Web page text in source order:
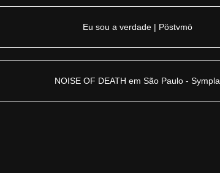
Eu sou a verdade | Pöstvmö
NOISE OF DEATH em São Paulo - Sympla